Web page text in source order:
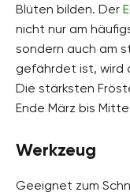
Blüten bilden. Der
nicht nur am
sondern auch am
gefährdet ist, wird
Die stärksten
Ende März bis
Werkzeug
Geeignet zum